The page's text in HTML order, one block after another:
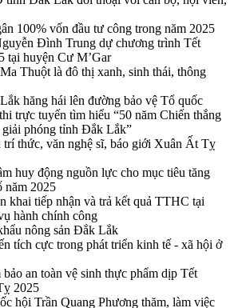
100% vốn đầu tư công trong năm 2025
Đình Trung dự chương trình Tết
tại huyện Cư M’Gar
Thuột là đô thị xanh, sinh thái, thông
hăng hái lên đường bảo vệ Tổ quốc
trực tuyến tìm hiểu “50 năm Chiến thắng
phóng tỉnh Đắk Lắk”
trí thức, văn nghệ sĩ, báo giới Xuân Ất Tỵ
huy động nguồn lực cho mục tiêu tăng
năm 2025
khai tiếp nhận và trả kết quả TTHC tại
hành chính công
nông sản Đắk Lắk
tích cực trong phát triển kinh tế - xã hội ở
an toàn vệ sinh thực phẩm dịp Tết
2025
hội Trần Quang Phương thăm, làm việc